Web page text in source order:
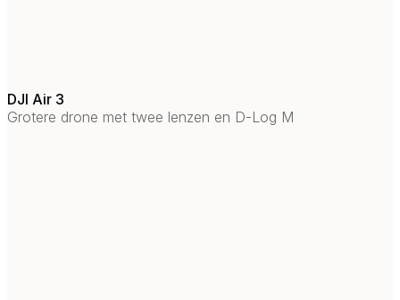
DJI Air 3
Grotere drone met twee lenzen en D-Log M